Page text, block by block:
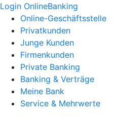
Login OnlineBanking
Online-Geschäftsstelle
Privatkunden
Junge Kunden
Firmenkunden
Private Banking
Banking & Verträge
Meine Bank
Service & Mehrwerte